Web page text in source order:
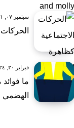
سبتمبر ٠٧, ٢٠٢١
فبراير ٢٠, ٢٠٢٤
ما
الهضمي